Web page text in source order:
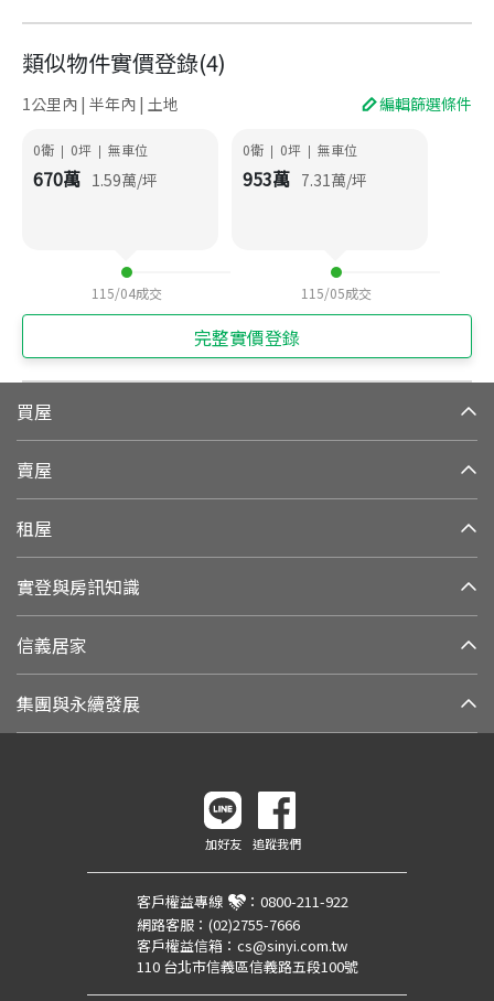
類似物件實價登錄(4)
1公里內 | 半年內 | 土地 編輯篩選條件
0衛 | 0坪 | 無車位
670萬 1.59萬/坪
115/04成交
0衛 | 0坪 | 無車位
953萬 7.31萬/坪
115/05成交
完整實價登錄
買屋
賣屋
租屋
實登與房訊知識
信義居家
集團與永續發展
加好友 追蹤我們
客戶權益專線 ： 0800-211-922
網路客服： (02)2755-7666
客戶權益信箱： cs@sinyi.com.tw
110 台北市信義區信義路五段100號